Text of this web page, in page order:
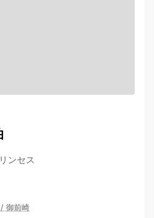
ンセス
/ 御前崎